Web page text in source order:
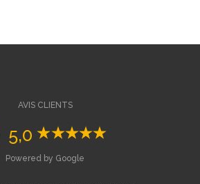
AVIS CLIENTS
5,0
Powered by Google